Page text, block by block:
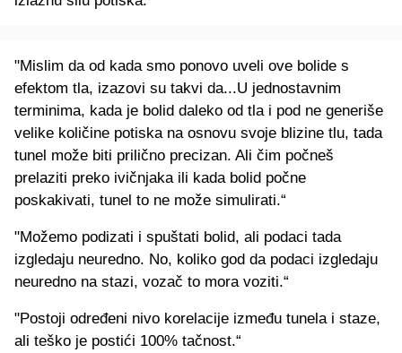
"Mislim da od kada smo ponovo uveli ove bolide s
efektom tla, izazovi su takvi da...U jednostavnim
terminima, kada je bolid daleko od tla i pod ne generiše
velike količine potiska na osnovu svoje blizine tlu, tada
tunel može biti prilično precizan. Ali čim počneš
prelaziti preko ivičnjaka ili kada bolid počne
poskakivati, tunel to ne može simulirati.“
"Možemo podizati i spuštati bolid, ali podaci tada
izgledaju neuredno. No, koliko god da podaci izgledaju
neuredno na stazi, vozač to mora voziti.“
"Postoji određeni nivo korelacije između tunela i staze,
ali teško je postići 100% tačnost.“